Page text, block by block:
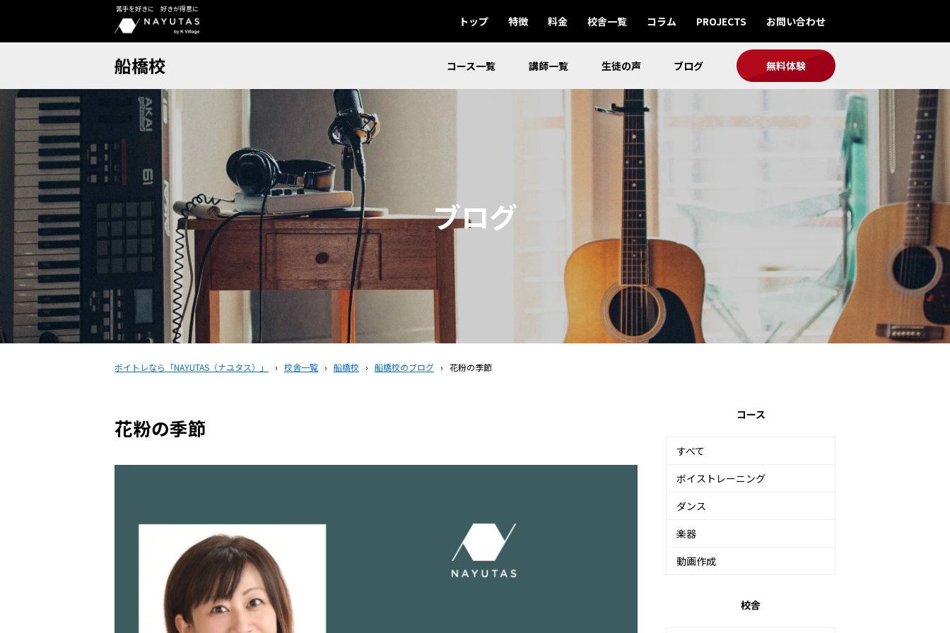
苦手を好きに 好きが得意に
トップ 特徴 料金 校舎一覧 コラム PROJECTS お問い合わせ
船橋校 コース一覧 講師一覧 生徒の声 ブログ 無料体験
ブログ
ボイトレなら「NAYUTAS（ナユタス）」 › 校舎一覧 › 船橋校 › 船橋校のブログ › 花粉の季節
花粉の季節
コース
すべて
ボイストレーニング
ダンス
楽器
動画作成
校舎